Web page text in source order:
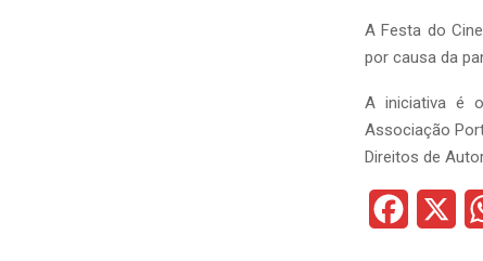
A Festa do
por causa da
A iniciativa é
Associação
Direitos de